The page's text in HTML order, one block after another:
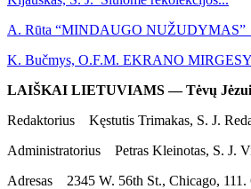
A. Rūta “MINDAUGO
K. Bučmys, O.F.M. EKRANO
LAIŠKAI LIETUVIAMS — Tėvų
Redaktorius Kęstutis Trimakas, S. J.
Administratorius Petras Kleinotas, S. J.
Adresas 2345 W. 56th St., Chicago,